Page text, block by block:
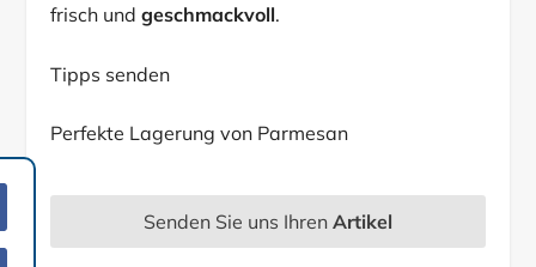
frisch undgeschmackvoll.
Tipps senden
Perfekte Lagerung von Parmesan
Senden Sie uns Ihren Artikel